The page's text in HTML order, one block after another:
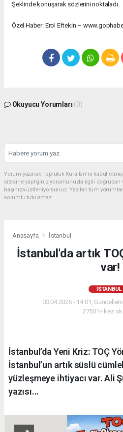
Şeklinde konuşarak sözlerini noktaladı.
Özel Haber: Erol Eftekin –
Okuyucu Yorumları (0)
Yorum yazarak Topluluk Kuralları’nı kabul
sitesine yaptığınız yorumunuzla ilgili
başınıza üstleniyorsunuz. Yazılan tüm
sorumlu tutulamaz.
Anasayfa İstanbul
İstanbul'da artık
var!
İSTANBUL
03.04.2026 - 14:01,
27501+ kez
İstanbul’da Yeni Kriz: TOÇ
İstanbul’un artık süslü
yüzleşmeye ihtiyacı var. Ali
yazısı...